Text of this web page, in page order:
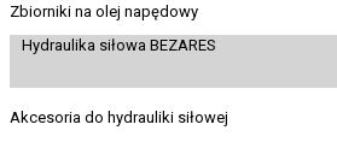
Zbiorniki na olej napędowy
Hydraulika siłowa BEZARES
Akcesoria do hydrauliki siłowej